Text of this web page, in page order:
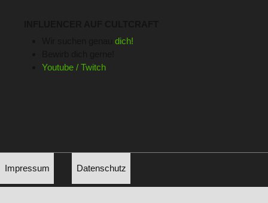
dich!
Youtube / Twitch
Impressum Datenschutz